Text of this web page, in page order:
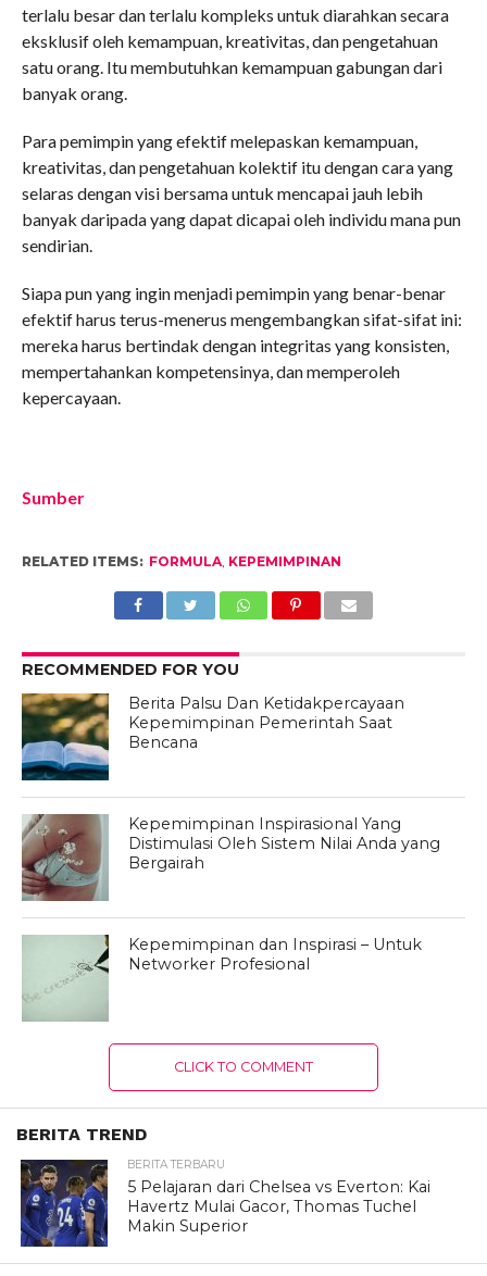
terlalu besar dan terlalu kompleks untuk diarahkan secara
eksklusif oleh kemampuan, kreativitas, dan pengetahuan
satu orang. Itu membutuhkan kemampuan gabungan dari
banyak orang.
Para pemimpin yang efektif melepaskan kemampuan,
kreativitas, dan pengetahuan kolektif itu dengan cara yang
selaras dengan visi bersama untuk mencapai jauh lebih
banyak daripada yang dapat dicapai oleh individu mana pun
sendirian.
Siapa pun yang ingin menjadi pemimpin yang benar-benar
efektif harus terus-menerus mengembangkan sifat-sifat ini:
mereka harus bertindak dengan integritas yang konsisten,
mempertahankan kompetensinya, dan memperoleh
kepercayaan.
Sumber
RELATED ITEMS: FORMULA, KEPEMIMPINAN
RECOMMENDED FOR YOU
Berita Palsu Dan Ketidakpercayaan
Kepemimpinan Pemerintah Saat
Bencana
Kepemimpinan Inspirasional Yang
Distimulasi Oleh Sistem Nilai Anda yang
Bergairah
Kepemimpinan dan Inspirasi – Untuk
Networker Profesional
CLICK TO COMMENT
BERITA TREND
BERITA TERBARU
5 Pelajaran dari Chelsea vs Everton: Kai
Havertz Mulai Gacor, Thomas Tuchel
Makin Superior